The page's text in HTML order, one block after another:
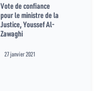
Vote de confiance
pour le ministre de la
Justice, Youssef Al-
Zawaghi
27 janvier 2021